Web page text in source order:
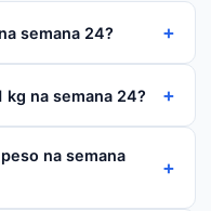
semana 24? +
kg na semana 24? +
na semana
+